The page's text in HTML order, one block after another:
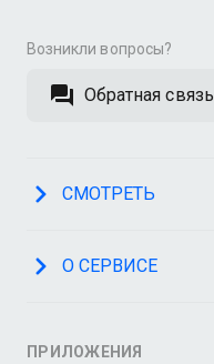
Возникли вопросы?
Обратная связь
СМОТРЕТЬ
О СЕРВИСЕ
ПРИЛОЖЕНИЯ